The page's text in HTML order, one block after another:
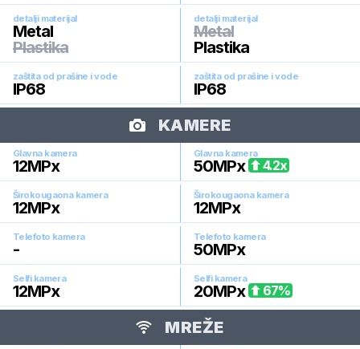
detalji materijal
Metal
Plastika
detalji materijal
Metal
Plastika
zaštita od prašine i vode
IP68
zaštita od prašine i vode
IP68
KAMERE
Glavna kamera
12MPx
Glavna kamera
50MPx 4.2x
Širokougaona kamera
12MPx
Širokougaona kamera
12MPx
Telefoto kamera
-
Telefoto kamera
50MPx
Selfi kamera
12MPx
Selfi kamera
20MPx 67%
MREŽE